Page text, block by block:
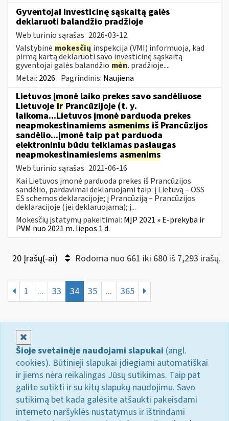
Gyventojai investicinę sąskaitą galės
deklaruoti balandžio pradžioje
Web turinio sąrašas 2026-03-12
Valstybinė mokesčių inspekcija (VMI) informuoja, kad
pirmą kartą deklaruoti savo investicinę sąskaitą
gyventojai galės balandžio mėn. pradžioje....
Metai: 2026 Pagrindinis: Naujiena
Lietuvos įmonė laiko prekes savo sandėliuose
Lietuvoje ir Prancūzijoje (t. y.
laikoma...Lietuvos įmonė parduoda prekes
neapmokestinamiems asmenims iš Prancūzijos
sandėlio...įmonė taip pat parduoda
elektroniniu būdu teikiamas paslaugas
neapmokestinamiesiems asmenims
Web turinio sąrašas 2021-06-16
Kai Lietuvos įmonė parduoda prekes iš Prancūzijos
sandėlio, pardavimai deklaruojami taip: į Lietuvą – OSS
ES schemos deklaracijoje; į Prancūziją – Prancūzijos
deklaracijoje (jei deklaruojama); į...
Mokesčių įstatymų pakeitimai: MĮP 2021 » E-prekyba ir
PVM nuo 2021 m. liepos 1 d.
20 Įrašų(-ai) Rodoma nuo 661 iki 680 iš 7,293 irašų.
1 ... 33 34 35 ... 365
Šioje svetainėje naudojami slapukai (angl.
cookies). Būtinieji slapukai įdiegiami automatiškai
ir jiems nėra reikalingas Jūsų sutikimas. Taip pat
galite sutikti ir su kitų slapukų naudojimu. Savo
sutikimą bet kada galėsite atšaukti pakeisdami
interneto naršyklės nustatymus ir ištrindami